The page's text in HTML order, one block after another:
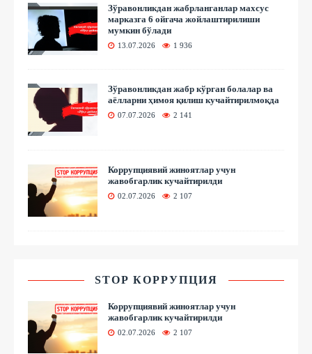
Зўравонликдан жабрланганлар махсус
марказга 6 ойгача жойлаштирилиши
мумкин бўлади
13.07.2026 1 936
Зўравонликдан жабр кўрган болалар ва
аёлларни ҳимоя қилиш кучайтирилмоқда
07.07.2026 2 141
Коррупциявий жиноятлар учун
жавобгарлик кучайтирилди
02.07.2026 2 107
STOP КОРРУПЦИЯ
Коррупциявий жиноятлар учун
жавобгарлик кучайтирилди
02.07.2026 2 107